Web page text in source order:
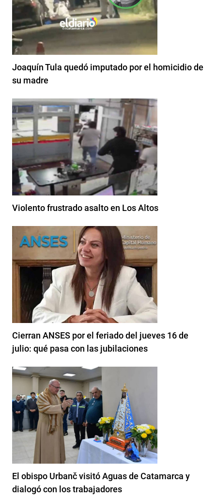
Joaquín Tula quedó imputado por el homicidio de
su madre
Violento frustrado asalto en Los Altos
Cierran ANSES por el feriado del jueves 16 de
julio: qué pasa con las jubilaciones
El obispo Urbanč visitó Aguas de Catamarca y
dialogó con los trabajadores